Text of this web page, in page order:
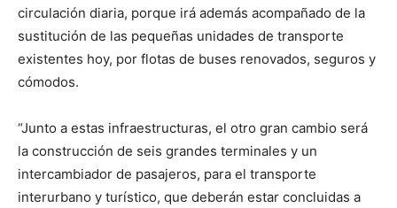
circulación diaria, porque irá además acompañado de la
sustitución de las pequeñas unidades de transporte
existentes hoy, por flotas de buses renovados, seguros y
cómodos.
“Junto a estas infraestructuras, el otro gran cambio será
la construcción de seis grandes terminales y un
intercambiador de pasajeros, para el transporte
interurbano y turístico, que deberán estar concluidas a